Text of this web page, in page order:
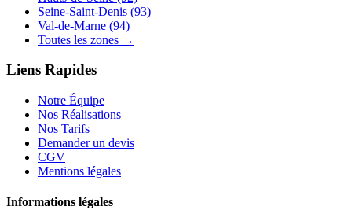
Seine-Saint-Denis (93)
Val-de-Marne (94)
Toutes les zones →
Liens Rapides
Notre Équipe
Nos Réalisations
Nos Tarifs
Demander un devis
CGV
Mentions légales
Informations légales